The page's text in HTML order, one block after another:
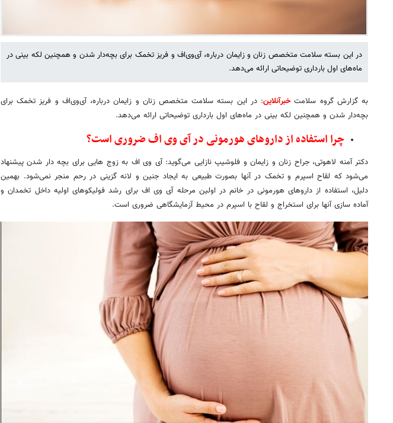
در این بسته سلامت متخصص زنان و زایمان درباره، آی‌وی‌اف و فریز تخمک برای بچه‌دار شدن و همچنین لکه بینی در
ماه‌های اول بارداری توضیحاتی ارائه می‌دهد.
به گزارش گروه سلامتخبرآنلاین: در این بسته سلامت متخصص زنان و زایمان درباره، آی‌وی‌اف و فریز تخمک برای
بچه‌دار شدن و همچنین لکه بینی در ماه‌های اول بارداری توضیحاتی ارائه می‌دهد.
چرا استفاده از داروهای هورمونی در آی وی اف ضروری است؟
دکتر آمنه لاهوتی، جراح زنان و زایمان و فلوشیپ نازایی می‌گوید: آی وی اف به زوج هایی برای بچه دار شدن پیشنهاد
می‌شود که لقاح اسپرم و تخمک در آنها بصورت طبیعی به ایجاد جنین و لانه گزینی در رحم منجر نمی‌شود. بهمین
دلیل، استفاده از داروهای هورمونی در خانم در اولین مرحله آی وی اف برای رشد فولیکوهای اولیه داخل تخمدان و
آماده سازی آنها برای استخراج و لقاح با اسپرم در محیط آزمایشگاهی ضروری است.